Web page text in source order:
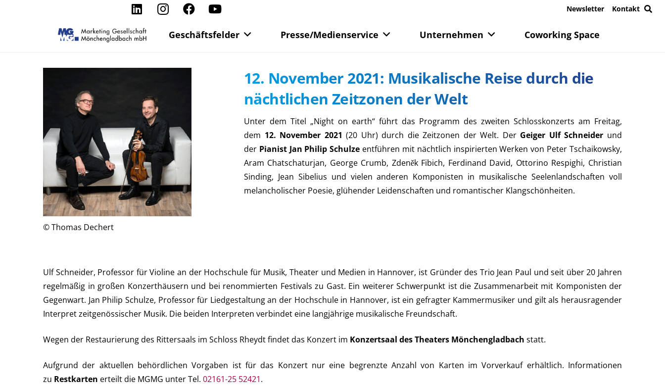
Newsletter Kontakt
Geschäftsfelder Presse/Medienservice Unternehmen Coworking Space
© Thomas Dechert
12. November 2021: Musikalische Reise durch die
nächtlichen Zeitzonen der Welt
Unter dem Titel „Night on earth“ führt das Programm des zweiten Schlosskonzerts am Freitag,
dem 12. November 2021 (20 Uhr) durch die Zeitzonen der Welt. Der Geiger Ulf Schneider und
der Pianist Jan Philip Schulze entführen mit nächtlich inspirierten Werken von Peter Tschaikowsky,
Aram Chatschaturjan, George Crumb, Zdeněk Fibich, Ferdinand David, Ottorino Respighi, Christian
Sinding, Jean Sibelius und vielen anderen Komponisten in musikalische Seelenlandschaften voll
melancholischer Poesie, glühender Leidenschaften und romantischer Klangschönheiten.
Ulf Schneider, Professor für Violine an der Hochschule für Musik, Theater und Medien in Hannover, ist Gründer des Trio Jean Paul und seit über 20 Jahren
regelmäßig in großen Konzerthäusern und bei renommierten Festivals zu Gast. Ein weiterer Schwerpunkt ist die Zusammenarbeit mit Komponisten der
Gegenwart. Jan Philip Schulze, Professor für Liedgestaltung an der Hochschule in Hannover, ist ein gefragter Kammermusiker und gilt als herausragender
Interpret zeitgenössischer Musik. Die beiden Interpreten verbindet eine langjährige musikalische Freundschaft.
Wegen der Restaurierung des Rittersaals im Schloss Rheydt findet das Konzert im Konzertsaal des Theaters Mönchengladbach statt.
Aufgrund der aktuellen behördlichen Vorgaben ist für das Konzert nur eine begrenzte Anzahl von Karten im Vorverkauf erhältlich. Informationen
zu Restkarten erteilt die MGMG unter Tel. 02161-25 52421.